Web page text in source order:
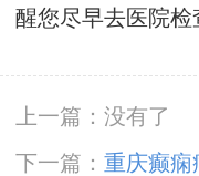
醒您尽早去医院检
上一篇：没有了
下一篇： 重庆癫痫